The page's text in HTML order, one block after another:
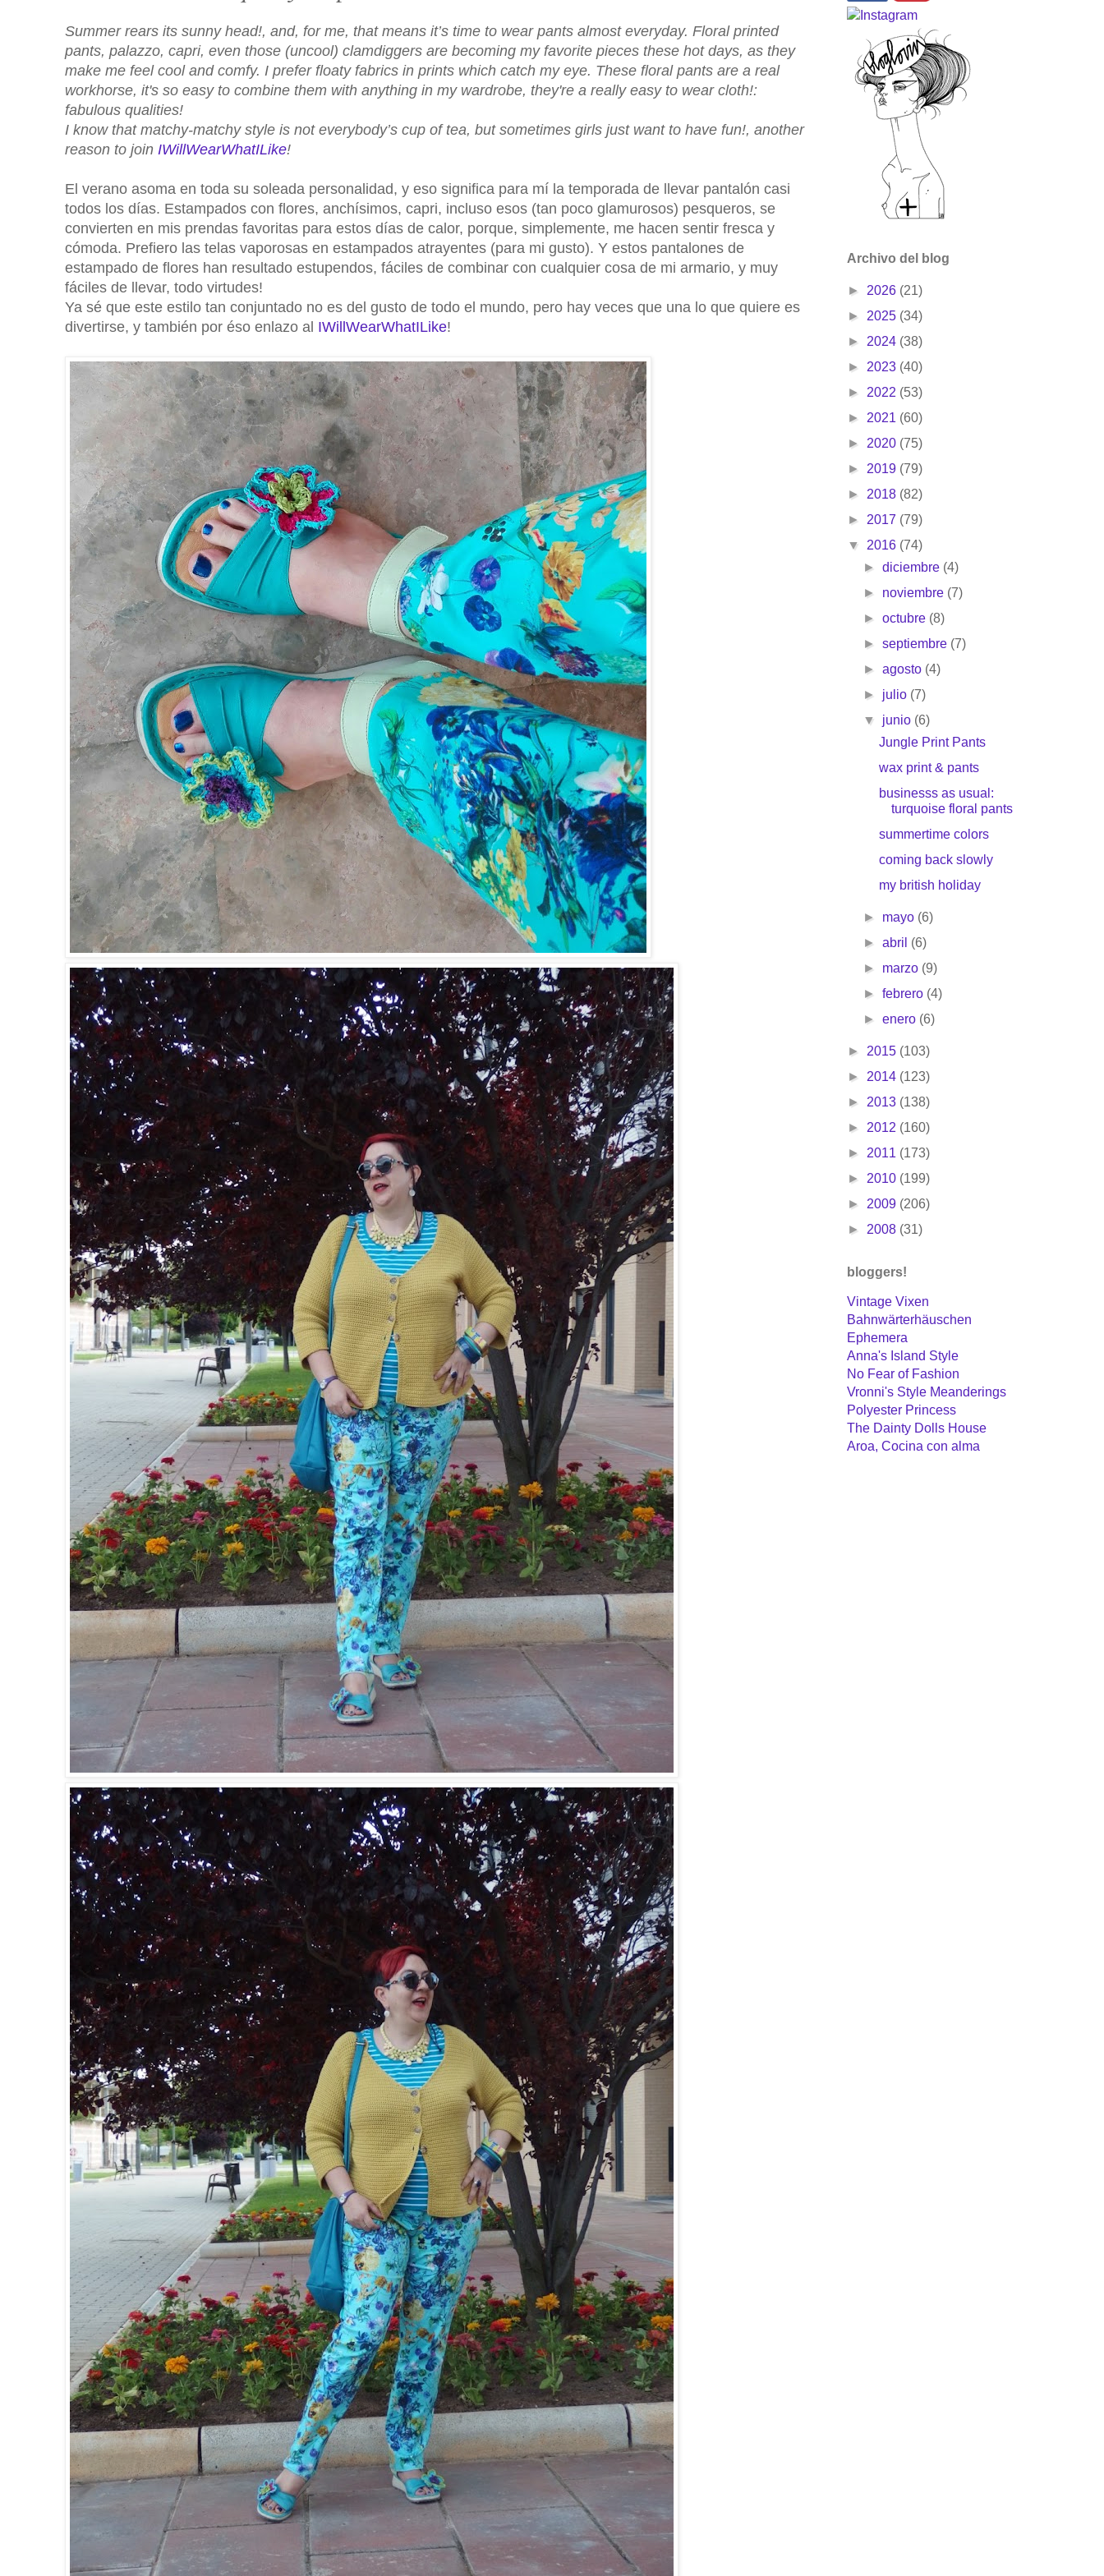
Summer rears its sunny head!, and, for me, that means it’s time to wear pants almost everyday. Floral printed
pants, palazzo, capri, even those (uncool) clamdiggers are becoming my favorite pieces these hot days, as they
make me feel cool and comfy. I prefer floaty fabrics in prints which catch my eye. These floral pants are a real
workhorse, it's so easy to combine them with anything in my wardrobe, they're a really easy to wear cloth!:
fabulous qualities!
I know that matchy-matchy style is not everybody’s cup of tea, but sometimes girls just want to have fun!, another
reason to join IWillWearWhatILike!
El verano asoma en toda su soleada personalidad, y eso significa para mí la temporada de llevar pantalón casi
todos los días. Estampados con flores, anchísimos, capri, incluso esos (tan poco glamurosos) pesqueros, se
convierten en mis prendas favoritas para estos días de calor, porque, simplemente, me hacen sentir fresca y
cómoda. Prefiero las telas vaporosas en estampados atrayentes (para mi gusto). Y estos pantalones de
estampado de flores han resultado estupendos, fáciles de combinar con cualquier cosa de mi armario, y muy
fáciles de llevar, todo virtudes!
Ya sé que este estilo tan conjuntado no es del gusto de todo el mundo, pero hay veces que una lo que quiere es
divertirse, y también por éso enlazo al IWillWearWhatILike!
Archivo del blog
► 2026 (21)
► 2025 (34)
► 2024 (38)
► 2023 (40)
► 2022 (53)
► 2021 (60)
► 2020 (75)
► 2019 (79)
► 2018 (82)
► 2017 (79)
▼ 2016 (74)
► diciembre (4)
► noviembre (7)
► octubre (8)
► septiembre (7)
► agosto (4)
► julio (7)
▼ junio (6)
Jungle Print Pants
wax print & pants
businesss as usual:
turquoise floral pants
summertime colors
coming back slowly
my british holiday
► mayo (6)
► abril (6)
► marzo (9)
► febrero (4)
► enero (6)
► 2015 (103)
► 2014 (123)
► 2013 (138)
► 2012 (160)
► 2011 (173)
► 2010 (199)
► 2009 (206)
► 2008 (31)
bloggers!
Vintage Vixen
Bahnwärterhäuschen
Ephemera
Anna's Island Style
No Fear of Fashion
Vronni's Style Meanderings
Polyester Princess
The Dainty Dolls House
Aroa, Cocina con alma